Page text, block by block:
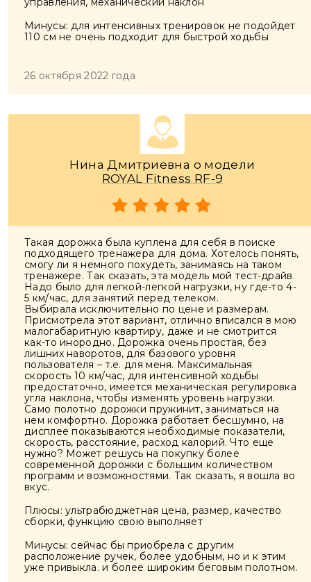
Минусы: для интенсивных тренировок не подойдет
110 см не очень подходит для быстрой ходьбы
26 октября 2022 года
Нина Дмитриевна о модели
ROYAL Fitness RF-9
Такая дорожка была куплена для себя в поиске
подходящего тренажера для дома. Хотелось понять,
смогу ли я немного похудеть, занимаясь на таком
тренажере. Так сказать, эта модель мой тест-драйв.
Надо было для легкой-легкой нагрузки, ну где-то 4-
5 км/час, для занятий перед телеком.
Выбирала исключительно по цене и размерам.
Присмотрела этот вариант, отлично вписался в мою
малогабаритную квартиру, даже и не смотрится
как-то инородно. Дорожка очень простая, без
лишних наворотов, для базового уровня
пользователя – т.е. для меня. Максимальная
скорость 10 км/час, для интенсивной ходьбы
предостаточно, имеется механическая регулировка
угла наклона, чтобы изменять уровень нагрузки.
Само полотно дорожки пружинит, заниматься на
нем комфортно. Дорожка работает бесшумно, на
дисплее показываются необходимые показатели,
скорость, расстояние, расход калорий. Что еще
нужно? Может решусь на покупку более
современной дорожки с большим количеством
программ и возможностями. Так сказать, я вошла во
вкус.
Плюсы: ультрабюджетная цена, размер, качество
сборки, функцию свою выполняет
Минусы: сейчас бы приобрела с другим
расположение ручек, более удобным, но и к этим
уже привыкла. и более широким беговым полотном.